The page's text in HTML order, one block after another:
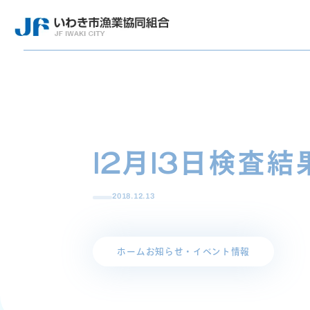
12月13日検査結
2018.12.13
ホーム お知らせ・イベント情報